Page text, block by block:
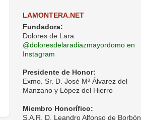
LAMONTERA.NET
Fundadora:
Dolores de Lara
@doloresdelaradiazmayordomo en
Instagram
Presidente de Honor:
Exmo. Sr. D. José Mª Álvarez del
Manzano y López del Hierro
Miembro Honorífico:
S.A.R. D. Leandro Alfonso de Borbón,